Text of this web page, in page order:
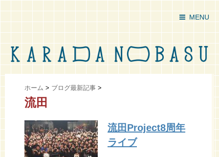
MENU
ホーム > ブログ最新記事 >
流田
流田Project8周年
ライブ